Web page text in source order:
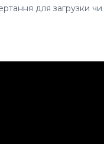
для загрузки чи